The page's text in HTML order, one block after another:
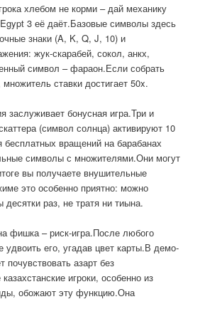
хлебом не корми – дай механику
3 её даёт.Базовые символы здесь
знаки (A, K, Q, J, 10) и
жук-скарабей, сокол, анкх,
символ – фараон.Если собрать
ставки достигает 50x.
заслуживает бонусная игра.Три и
(символ солнца) активируют 10
вращений на барабанах
символы с множителями.Они могут
вы получаете внушительные
это особенно приятно: можно
десятки раз, не тратя ни тиына.
фишка – риск-игра.После любого
его, угадав цвет карты.В демо-
почувствовать азарт без
игроки, особенно из
обожают эту функцию.Она